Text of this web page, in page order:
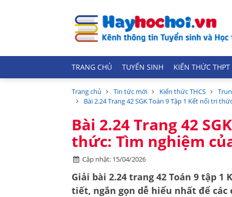
TRANG CHỦ TUYỂN SINH KIẾN THỨC THPT
Trang chủ Tin tức mới Kiến thức THCS
Bài 2.24 Trang 42 SGK Toán 9 Tập 1 Kết nối tri
Bài 2.24 Trang 42
thức: Tìm nghiệm
Cập nhật: 15/04/2026
Giải bài 2.24 trang 42 Toán 9 tập 1
tiết, ngắn gọn dễ hiểu nhất để các